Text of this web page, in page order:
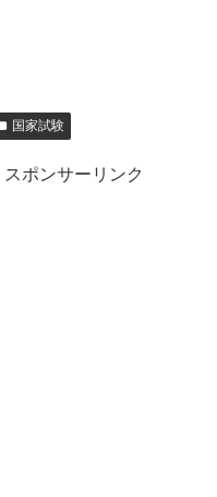
国家試験
スポンサーリンク